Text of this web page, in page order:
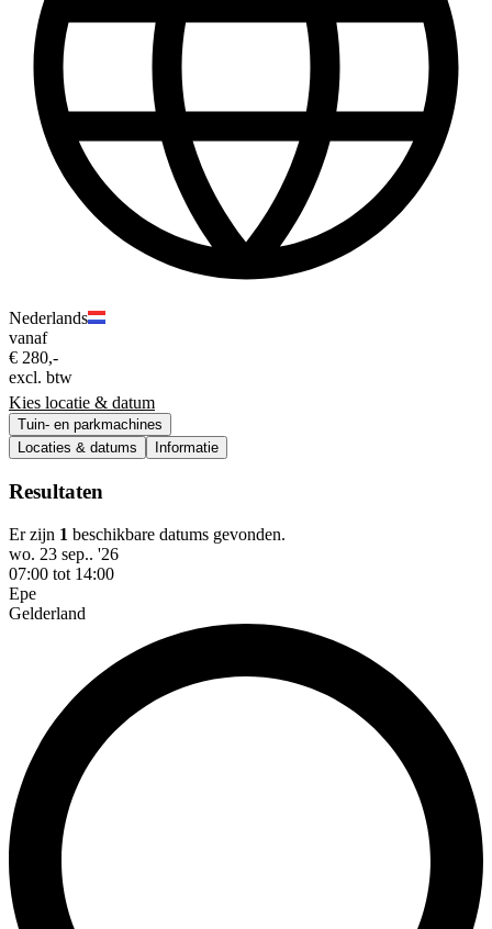
Nederlands
vanaf
€ 280,-
excl. btw
Kies locatie & datum
Tuin- en parkmachines
Locaties & datums
Informatie
Resultaten
Er zijn 1 beschikbare datums gevonden.
wo. 23 sep.. '26
07:00 tot 14:00
Epe
Gelderland